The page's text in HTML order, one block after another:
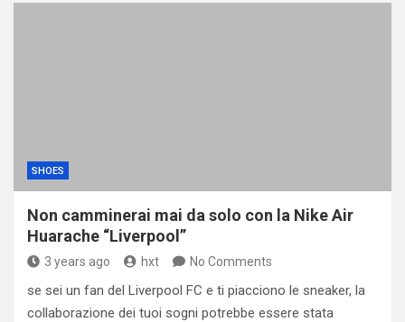
SHOES
Non camminerai mai da solo con la Nike Air
Huarache “Liverpool”
3 years ago hxt No Comments
se sei un fan del Liverpool FC e ti piacciono le sneaker, la
collaborazione dei tuoi sogni potrebbe essere stata